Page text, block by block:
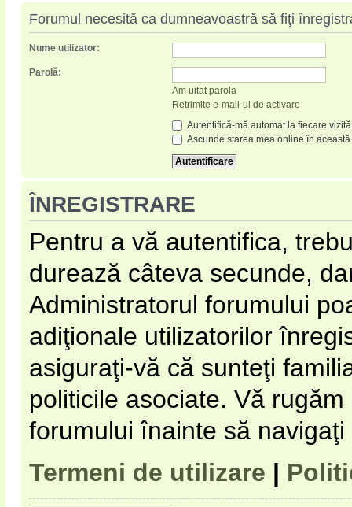
Forumul necesită ca dumneavoastră să fiţi
Nume utilizator:
Parolă:
Am uitat parola
Retrimite e-mail-ul de activare
Autentifică-mă automat la fiecare vizită
Ascunde starea mea online în
ÎNREGISTRARE
Pentru a vă autentifica,
durează câteva secunde,
Administratorul forumului
adiţionale utilizatorilor
asiguraţi-vă că sunteţi
politicile asociate. Vă
forumului înainte să
Termeni de utilizare |